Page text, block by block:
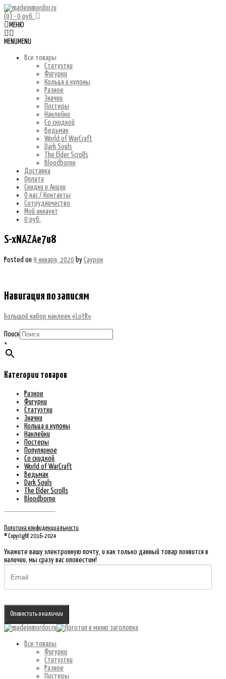
(0) - 0 руб.
МЕНЮ
MENU MENU
Все товары
Статуэтки
Фигурки
Кольца и кулоны
Разное
Значки
Постеры
Наклейки
Со скидкой
Ведьмак
World of WarCraft
Dark Souls
The Elder Scrolls
Bloodborne
Доставка
Оплата
Скидки и Акции
О нас / Контакты
Сотрудничество
Мой аккаунт
0 руб.
S-xNAZAe7u8
Posted on 9 января, 2020 by Саурон
Навигация по записям
Большой набор наклеек «LotR»
Поиск
×
Категории товаров
Разное
Фигурки
Статуэтки
Значки
Кольца и кулоны
Наклейки
Постеры
Популярное
Со скидкой
World of WarCraft
Ведьмак
Dark Souls
The Elder Scrolls
Bloodborne
Политика конфиденциальности
© Copyright 2016-2024
Укажите вашу электронную почту, и как только данный товар появится в
наличии, мы сразу вас оповестим!
Оповестить о наличии
Все товары
Фигурки
Статуэтки
Разное
Постеры